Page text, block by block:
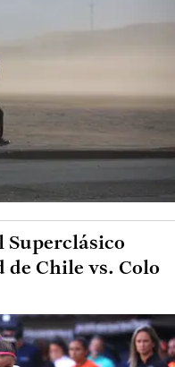
Superclásico
de Chile vs. Colo